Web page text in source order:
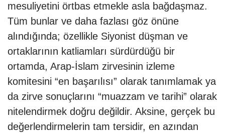
mesuliyetini örtbas etmekle asla bağdaşmaz.
Tüm bunlar ve daha fazlası göz önüne
alındığında; özellikle Siyonist düşman ve
ortaklarının katliamları sürdürdüğü bir
ortamda, Arap-İslam zirvesinin izleme
komitesini “en başarılısı” olarak tanımlamak ya
da zirve sonuçlarını “muazzam ve tarihi” olarak
nitelendirmek doğru değildir. Aksine, gerçek bu
değerlendirmelerin tam tersidir, en azından